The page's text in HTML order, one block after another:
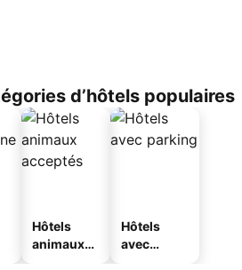
d’hôtels populaires
Hôtels
animaux
Hôtels
avec